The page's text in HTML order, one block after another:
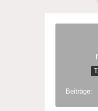
Beiträge